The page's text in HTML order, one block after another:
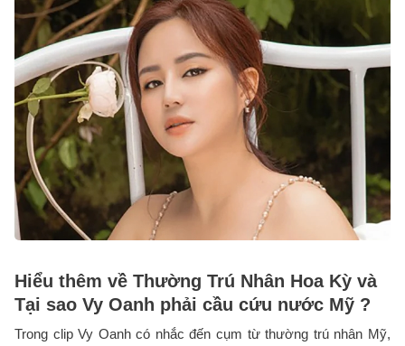
Hiểu thêm về Thường Trú Nhân Hoa Kỳ và
Tại sao Vy Oanh phải cầu cứu nước Mỹ ?
Trong clip Vy Oanh có nhắc đến cụm từ thường trú nhân Mỹ,